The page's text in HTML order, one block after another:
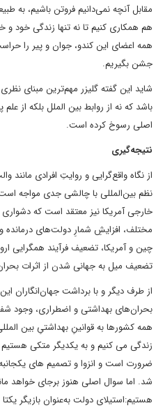
مقابل آنچه نمی‌دانیم فروتن باشیم، به
هم همکاری کنیم تا نه تنها زندگی خود و
همه اعضای این کندو، جوان و پیر را
جشن بگیریم.
شاید این گفته گلیزر مهم‌ترین مبنای
باشد که نه از روابط بین الملل بلکه از
اصلی رسوخ کرده است.
نتیجه‌گیری
از نگاه واقع‌گرایی و روایتِ افرادی مانند
نظم بین‌المللی با چالشی جدی مواجه
خارجی آمریکا نیز معتقد است که ‏دشواری
مختلف، افزایشِ شمارِ دولت‌های
چین و آمریکا، تضعیف فرآیند همگرایی
تضعیف میل به جهانی شدن از اثرات
از طرف دیگر و با برداشت جهان‌انگاران
بحران‌های بهداشتی و اضطراری، وجود
همه کشورها به قوانینِ بهداشتیِ بین
زندگی می کنیم و به یکدیگر متکی
ضرورت است و انزوا و تصمیم های
شد. اما سوال اصلی هنوز برجای خواهد
هستیم:استیلای دولت به‌عنوان بازیگر